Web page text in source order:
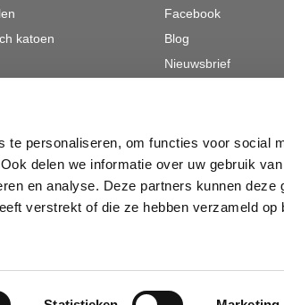
te personaliseren, om functies voor social
delen we informatie over uw gebruik
en analyse. Deze partners kunnen deze
verstrekt of die ze hebben verzameld op
katoen
Facebook
Blog
Nieuwsbrief